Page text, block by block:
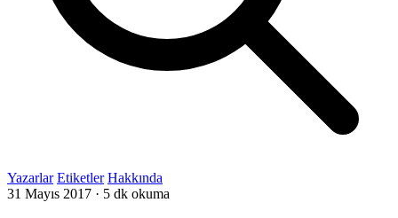
Yazarlar Etiketler Hakkında
31 Mayıs 2017 · 5 dk okuma